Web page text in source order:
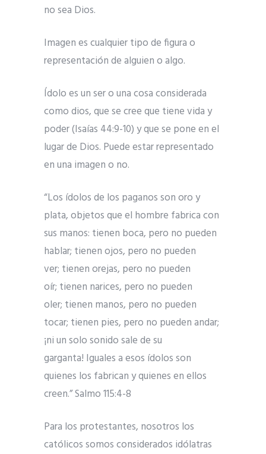
no sea Dios.
Imagen es cualquier tipo de figura o
representación de alguien o algo.
Ídolo es un ser o una cosa considerada
como dios, que se cree que tiene vida y
poder (Isaías 44:9-10) y que se pone en el
lugar de Dios. Puede estar representado
en una imagen o no.
“Los ídolos de los paganos son oro y
plata, objetos que el hombre fabrica con
sus manos: tienen boca, pero no pueden
hablar; tienen ojos, pero no pueden
ver; tienen orejas, pero no pueden
oír; tienen narices, pero no pueden
oler; tienen manos, pero no pueden
tocar; tienen pies, pero no pueden andar;
¡ni un solo sonido sale de su
garganta! Iguales a esos ídolos son
quienes los fabrican y quienes en ellos
creen.” Salmo 115:4-8
Para los protestantes, nosotros los
católicos somos considerados idólatras